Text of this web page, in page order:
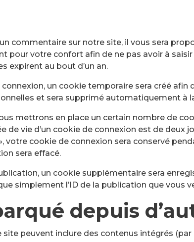
commentaire sur notre site, il vous sera
pour votre confort afin de ne pas avoir à
expirent au bout d’un an.
connexion, un cookie temporaire sera créé
et sera supprimé automatiquement à
mettrons en place un certain nombre de
de vie d’un cookie de connexion est de deux
votre cookie de connexion sera conservé
sera effacé.
un cookie supplémentaire sera
simplement l’ID de la publication que vous
depuis
site peuvent inclure des contenus intégrés